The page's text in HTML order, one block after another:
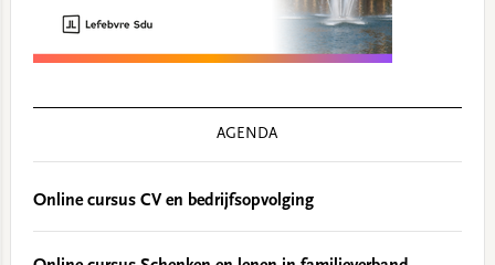
AGENDA
Online cursus CV en bedrijfsopvolging